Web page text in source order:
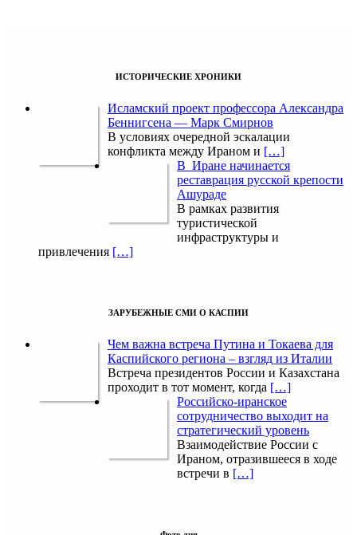
ИСТОРИЧЕСКИЕ ХРОНИКИ
Исламский проект профессора Александра
Беннигсена — Марк Смирнов
В условиях очередной эскалации
конфликта между Ираном и […]
В Иране начинается
реставрация русской крепости
Ашураде
В рамках развития
туристической
инфраструктуры и
привлечения […]
ЗАРУБЕЖНЫЕ СМИ О КАСПИИ
Чем важна встреча Путина и Токаева для
Каспийского региона – взгляд из Италии
Встреча президентов России и Казахстана
проходит в тот момент, когда […]
Российско-иранское
сотрудничество выходит на
стратегический уровень
Взаимодействие России с
Ираном, отразившееся в ходе
встречи в […]